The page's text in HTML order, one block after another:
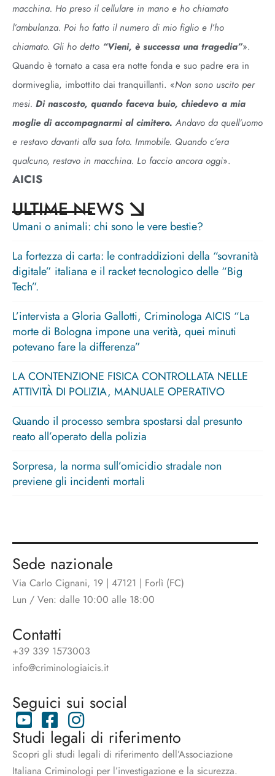
macchina. Ho preso il cellulare in mano e ho chiamato
l’ambulanza. Poi ho fatto il numero di mio figlio e l’ho
chiamato. Gli ho detto “Vieni, è successa una tragedia”».
Quando è tornato a casa era notte fonda e suo padre era in
dormiveglia, imbottito dai tranquillanti. «Non sono uscito per
mesi. Di nascosto, quando faceva buio, chiedevo a mia
moglie di accompagnarmi al cimitero. Andavo da quell’uomo
e restavo davanti alla sua foto. Immobile. Quando c’era
qualcuno, restavo in macchina. Lo faccio ancora oggi».
AICIS
ULTIME NEWS
Umani o animali: chi sono le vere bestie?
La fortezza di carta: le contraddizioni della “sovranità
digitale” italiana e il racket tecnologico delle “Big
Tech”.
L’intervista a Gloria Gallotti, Criminologa AICIS “La
morte di Bologna impone una verità, quei minuti
potevano fare la differenza”
LA CONTENZIONE FISICA CONTROLLATA NELLE
ATTIVITÀ DI POLIZIA, MANUALE OPERATIVO
Quando il processo sembra spostarsi dal presunto
reato all’operato della polizia
Sorpresa, la norma sull’omicidio stradale non
previene gli incidenti mortali
Sede nazionale
Via Carlo Cignani, 19 | 47121 | Forlì (FC)
Lun / Ven: dalle 10:00 alle 18:00
Contatti
+39 339 1573003
info@criminologiaicis.it
Seguici sui social
Studi legali di riferimento
Scopri gli studi legali di riferimento dell’Associazione
Italiana Criminologi per l’investigazione e la sicurezza.